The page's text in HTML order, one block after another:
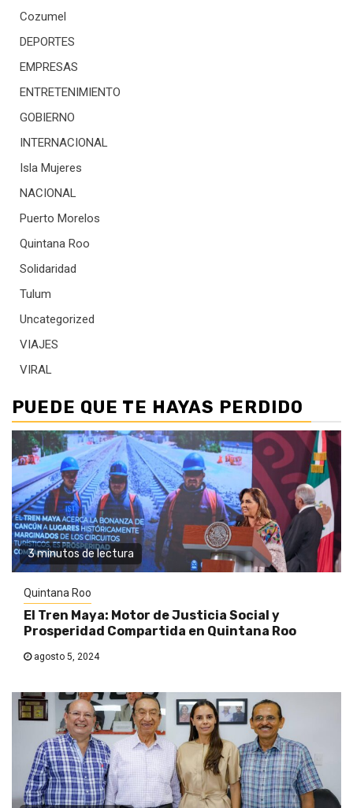
Cozumel
DEPORTES
EMPRESAS
ENTRETENIMIENTO
GOBIERNO
INTERNACIONAL
Isla Mujeres
NACIONAL
Puerto Morelos
Quintana Roo
Solidaridad
Tulum
Uncategorized
VIAJES
VIRAL
PUEDE QUE TE HAYAS PERDIDO
3 minutos de lectura
Quintana Roo
El Tren Maya: Motor de Justicia Social y
Prosperidad Compartida en Quintana Roo
agosto 5, 2024